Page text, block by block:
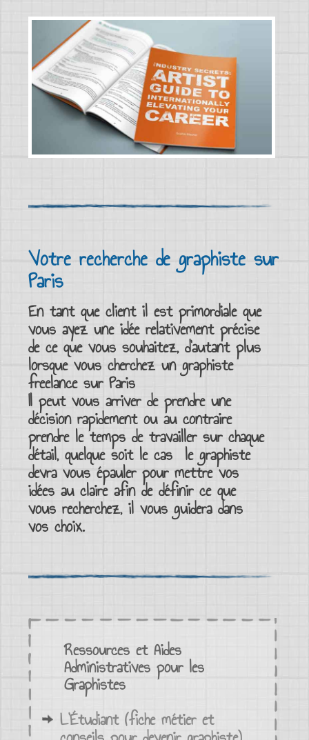
Votre recherche de graphiste sur
Paris
En tant que client il est primordiale que
vous ayez une idée relativement précise
de ce que vous souhaitez, d’autant plus
lorsque vous cherchez ungraphiste
freelance sur Paris
Il peut vous arriver de prendre une
décision rapidement ou au contraire
prendre le temps de travailler sur chaque
détail, quelque soit le cas legraphiste
devra vous épauler pour mettre vos
idées au claire afin de définir ce que
vous recherchez, il vous guidera dans
vos choix.
Ressources et Aides
Administratives pour les
Graphistes
L’Étudiant (fiche métier et